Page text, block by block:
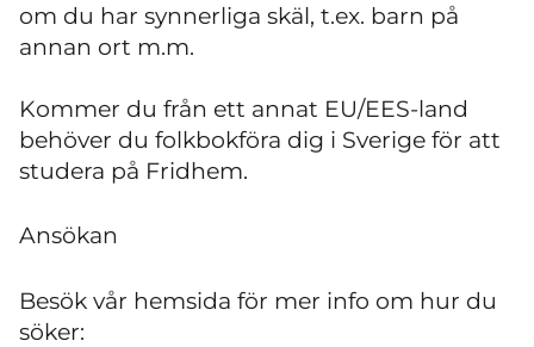
om du har synnerliga skäl, t.ex. barn på
annan ort m.m.
Kommer du från ett annat EU/EES-land
behöver du folkbokföra dig i Sverige för att
studera på Fridhem.
Ansökan
Besök vår hemsida för mer info om hur du
söker: